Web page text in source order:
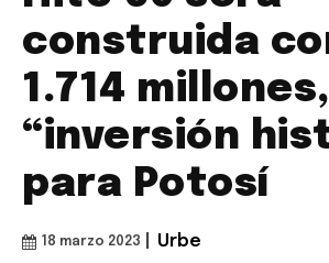
construida
1.714 millones,
“inversión
para Potosí
18 marzo 2023 Urbe